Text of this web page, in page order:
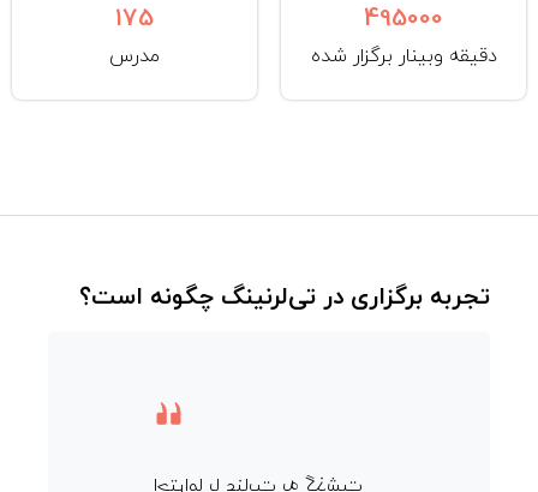
495000
دقیقه وبینار برگزار شده
175
مدرس
تجربه برگزاری در تی‌لرنینگ چگونه است؟
احتراما با عنايت به گذشت